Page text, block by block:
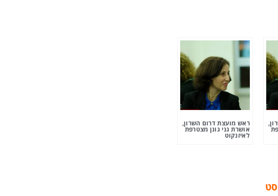
ראש מועצת דרום השרון,
אושרת גני גונן מצטרפת
לאיזנקוט